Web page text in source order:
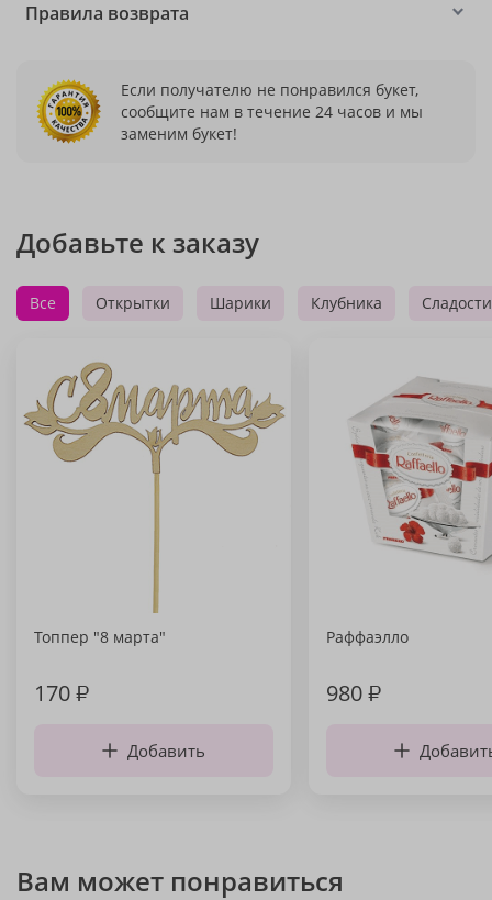
Правила возврата
Если получателю не понравился букет,
сообщите нам в течение 24 часов и мы
заменим букет!
Добавьте к заказу
Все Открытки Шарики Клубника Сладости
Топпер "8 марта"
170₽
Добавить
Раффаэлло
980₽
Вам может понравиться